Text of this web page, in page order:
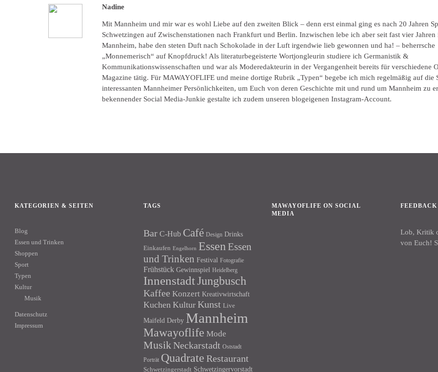
Nadine
Mit Mannheim und mir war es wohl Liebe auf den zweiten Blick – denn erst einmal ging es nach 20 Jahren
Schwetzingen auf Zwischenstationen nach Frankfurt und Berlin. Inzwischen lebe ich aber seit fast vier Jahren
Mannheim, habe den steten Duft nach Schokolade in der Luft irgendwie lieb gewonnen und ha! – beherrsche
„Monnemerisch“ auf Knopfdruck! Als literaturbegeisterte Wortjongleurin studiere ich Germanistik &
Kommunikationswissenschaften und war als Moderedakteurin in der Vergangenheit bereits für verschiedene
Magazine tätig. Für MAWAYOFLIFE und meine dortige Rubrik „Typen“ begebe ich mich regelmäßig auf die
interessanten Mannheimer Persönlichkeiten, um Euch von deren Geschichte mit und rund um Mannheim zu
bekennender Social Media-Junkie gestalte ich zudem unseren blogeigenen Instagram-Account.
KATEGORIEN & SEITEN
Blog
Essen und Trinken
Shoppen
Sport
Typen
Kultur
Musik
Datenschutz
Impressum
TAGS
Bar C-Hub Café Design Drinks
Einkaufen Engelhorn Essen Essen
und Trinken Festival Fotografie
Frühstück Gewinnspiel Heidelberg
InnenstadtJungbusch
Kaffee Konzert Kreativwirtschaft
Kuchen Kultur Kunst Live
Maifeld Derby Mannheim
Mawayoflife Mode
MusikNeckarstadt Oststadt
Porträt Quadrate Restaurant
Schwetzingerstadt Schwetzingervorstadt
MAWAYOFLIFE ON SOCIAL
MEDIA
FEEDBACK
Lob, Kritik
von Euch!